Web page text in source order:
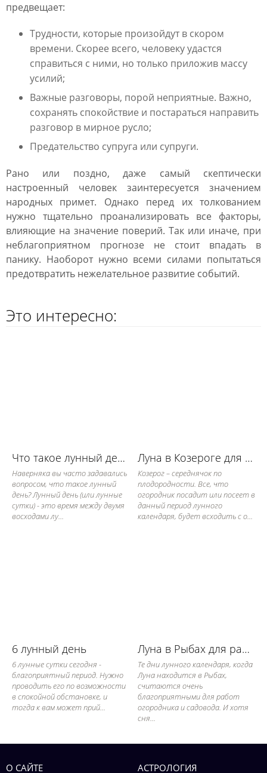
предвещает:
Трудности, которые произойдут в скором
времени. Скорее всего, человеку удастся
справиться с ними, но только приложив массу
усилий;
Важные разговоры, порой неприятные. Важно,
сохранять спокойствие и постараться направить
разговор в мирное русло;
Предательство супруга или супруги.
Рано или поздно, даже самый скептически
настроенный человек заинтересуется значением
народных примет. Однако перед их толкованием
нужно тщательно проанализировать все факторы,
влияющие на значение поверий. Так или иначе, при
неблагоприятном прогнозе не стоит впадать в
панику. Наоборот нужно всеми силами попытаться
предотвратить нежелательное развитие событий.
Это интересно:
Что такое лунный день
Наверняка вы часто задавались
вопросом, что такое лунный
день? Лунный день (или лунные
сутки) - это время между двумя
восходами лу...
Луна в Козероге для работы в огороде
Козерог – середнячок по
плодородности. Все, что
огородник посадит или посеет в
данный период лунного
календаря, будет всходить с о...
6 лунный день
6 лунные сутки сегодня -
благоприятный период. Нужно
проводить его по возможности
в спокойной обстановке, и
тогда к вам может прий...
Луна в Рыбах для работы в огороде
Те дни лунного календаря, когда
Луна находится в Рыбах,
считаются очень
благоприятными для работ
огородника и садовода. И хотя
сня...
О САЙТЕ АСТРОЛОГИЯ